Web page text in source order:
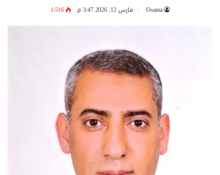
Osama مارس 12, 2026 3:47 م 1٬516